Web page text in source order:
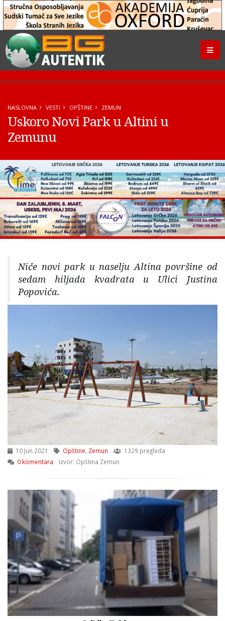
NASLOVNA VESTI OPŠTINE ZEMUN
Uskoro Novi Park u Altini u
Zemunu
Niče novi park u naselju Altina površine od
sedam hiljada kvadrata u Ulici Justina
Popovića.
10 Jun 2021 Opštine Zemun
1329 pregleda
0 komentara
Izvor: Opština Zemun